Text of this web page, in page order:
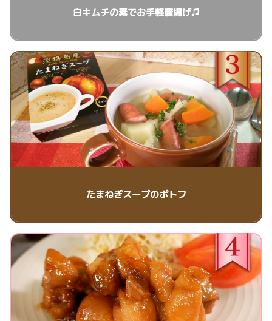
白キムチの素でお手軽唐揚げ♫
たまねぎスープのポトフ